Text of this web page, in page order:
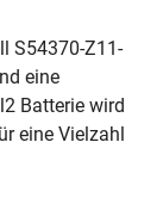
S54370-Z11-
eine
Batterie wird
eine Vielzahl